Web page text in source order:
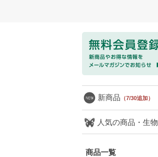
新商品 （7/30追加）
人気の商品・生物
商品一覧